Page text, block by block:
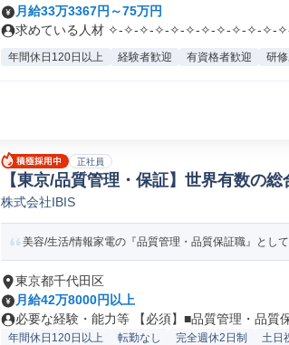
月給33万3367円～75万円
求めている人材 ✧-✧-✧-✧-✧-✧-✧-✧-✧-✧-✧-
年間休日120日以上 経験者歓迎 有資格者歓迎 研修
正社員
【東京/品質管理・保証】世界有数の
管理
株式会社IBIS
美容/生活/情報家電の『品質管理・品質保証職』とし
東京都千代田区
月給42万8000円以上
必要な経験・能力等 【必須】■品質管理・品質
年間休日120日以上 転勤なし 完全週休2日制 土日